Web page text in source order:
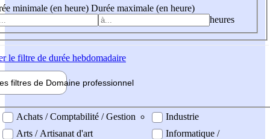
minimale (en heure) Durée maximale (en heure)
heures
le filtre de durée hebdomadaire
filtres de Domaine professionnel
professionel
Achats / Comptabilité / Gestion
Arts / Artisanat d'art
Industrie
Informatique /